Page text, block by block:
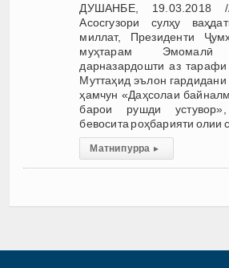
ДУШАНБЕ, 19.03.2018 /
Асосгузори сулҳу
миллат, Президенти
муҳтарам
дарназардошти аз
Муттаҳид эълон
ҳамчун «Даҳсолаи
барои рушди
бевосита роҳбарияти олии
Матни пурра ▸